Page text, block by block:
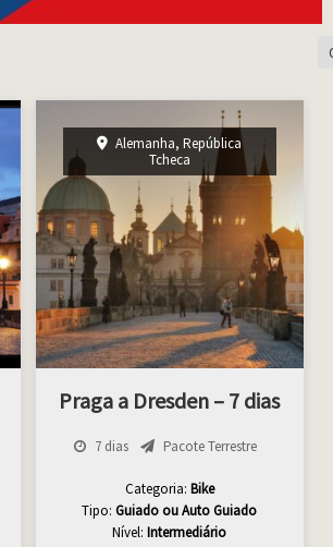
Alemanha,República
Tcheca
Praga a Dresden – 7 dias
7 dias Pacote Terrestre
Categoria: Bike
Tipo:Guiado ou Auto Guiado
Nível:Intermediário